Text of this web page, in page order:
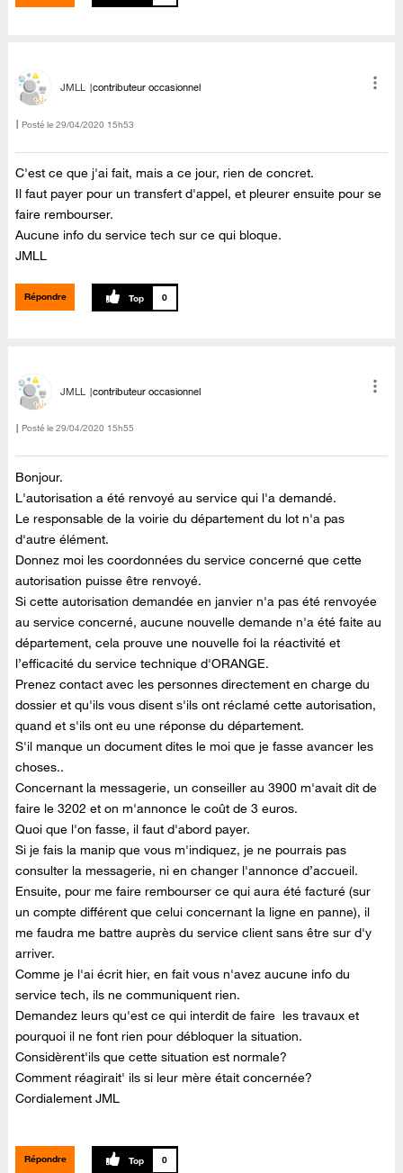
JMLL contributeur occasionnel
Posté le ‎29/04/2020 15h53
C'est ce que j'ai fait, mais a ce jour, rien de concret.
Il faut payer pour un transfert d'appel, et pleurer ensuite pour se
faire rembourser.
Aucune info du service tech sur ce qui bloque.
JMLL
Répondre 0
JMLL contributeur occasionnel
Posté le ‎29/04/2020 15h55
Bonjour.
L'autorisation a été renvoyé au service qui l'a demandé.
Le responsable de la voirie du département du lot n'a pas
d'autre élément.
Donnez moi les coordonnées du service concerné que cette
autorisation puisse être renvoyé.
Si cette autorisation demandée en janvier n'a pas été renvoyée
au service concerné, aucune nouvelle demande n'a été faite au
département, cela prouve une nouvelle foi la réactivité et
l’efficacité du service technique d'ORANGE.
Prenez contact avec les personnes directement en charge du
dossier et qu'ils vous disent s'ils ont réclamé cette autorisation,
quand et s'ils ont eu une réponse du département.
S'il manque un document dites le moi que je fasse avancer les
choses..
Concernant la messagerie, un conseiller au 3900 m'avait dit de
faire le 3202 et on m'annonce le coût de 3 euros.
Quoi que l'on fasse, il faut d'abord payer.
Si je fais la manip que vous m'indiquez, je ne pourrais pas
consulter la messagerie, ni en changer l'annonce d’accueil.
Ensuite, pour me faire rembourser ce qui aura été facturé (sur
un compte différent que celui concernant la ligne en panne), il
me faudra me battre auprès du service client sans être sur d'y
arriver.
Comme je l'ai écrit hier, en fait vous n'avez aucune info du
service tech, ils ne communiquent rien.
Demandez leurs qu'est ce qui interdit de faire les travaux et
pourquoi il ne font rien pour débloquer la situation.
Considèrent'ils que cette situation est normale?
Comment réagirait' ils si leurmère était concernée?
Cordialement JML
Répondre 0